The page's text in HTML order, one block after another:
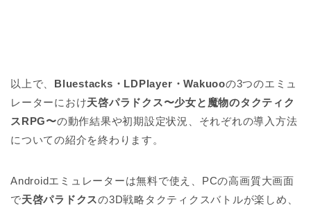
以上で、 Bluestacks・ LDPlayer・Wakuooの3つのエミュ
レーターにおけ天啓パラドクス〜少女と魔物のタクティク
スRPG〜の動作結果や初期設定状況、それぞれの導入方法
についての紹介を終わります。
Androidエミュレーターは無料で使え、PCの高画質大画面
で天啓パラドクスの3D戦略タクティクスバトルが楽しめ、